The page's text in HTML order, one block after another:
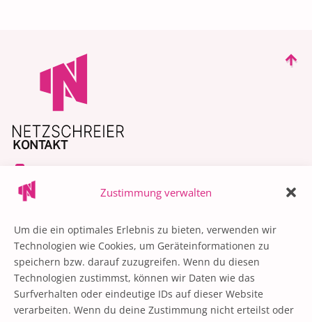
Zustimmung verwalten
Um die ein optimales Erlebnis zu bieten, verwenden wir
Technologien wie Cookies, um Geräteinformationen zu
speichern bzw. darauf zuzugreifen. Wenn du diesen
Technologien zustimmst, können wir Daten wie das
Surfverhalten oder eindeutige IDs auf dieser Website
verarbeiten. Wenn du deine Zustimmung nicht erteilst oder
KONTAKT
contact@netzschreier.com
QUICK LINKS
Influencer Marketing
Influencer Management
Influencer Portfolio